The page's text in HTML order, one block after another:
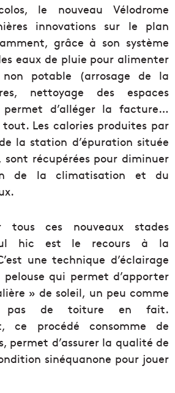
le nouveau Vélodrome
innovations sur le plan
grâce à son système
eaux de pluie pour alimenter
non potable (arrosage de la
nettoyage des espaces
permet d’alléger la facture…
tout. Les calories produites par
la station d’épuration située
récupérées pour diminuer
de la climatisation et du
tous ces nouveaux stades
hic est le recours à la
une technique d’éclairage
qui permet d’apporter
» de soleil, un peu comme
pas de toiture en fait.
ce procédé consomme de
permet d’assurer la qualité de
sinéquanone pour jouer